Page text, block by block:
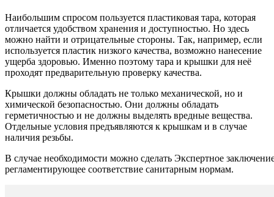
Наибольшим спросом пользуется пластиковая тара, которая
отличается удобством хранения и доступностью. Но здесь
можно найти и отрицательные стороны. Так, например, если
используется пластик низкого качества, возможно нанесение
ущерба здоровью. Именно поэтому тара и крышки для неё
проходят предварительную проверку качества.
Крышки должны обладать не только механической, но и
химической безопасностью. Они должны обладать
герметичностью и не должны выделять вредные вещества.
Отдельные условия предъявляются к крышкам и в случае
наличия резьбы.
В случае необходимости можно сделать Экспертное
регламентирующее соответствие санитарным нормам.